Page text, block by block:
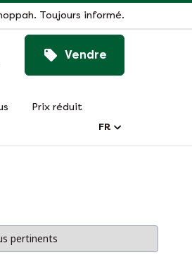
Toujours informé.
Vendre
Prix réduit
FR